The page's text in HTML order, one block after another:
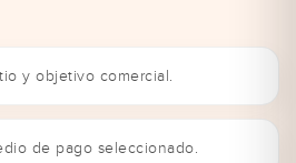
y objetivo comercial.
de pago seleccionado.